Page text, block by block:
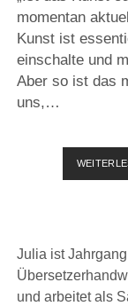
momentan
Kunst ist
einschalte und
Aber so ist das
uns,…
Julia ist
und arbeitet als